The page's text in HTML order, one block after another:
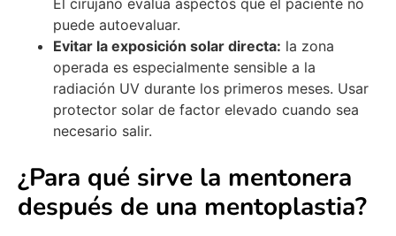
El cirujano evalúa aspectos que el paciente no
puede autoevaluar.
Evitar la exposición solar directa: la zona
operada es especialmente sensible a la
radiación UV durante los primeros meses. Usar
protector solar de factor elevado cuando sea
necesario salir.
¿Para qué sirve la mentonera
después de una mentoplastia?